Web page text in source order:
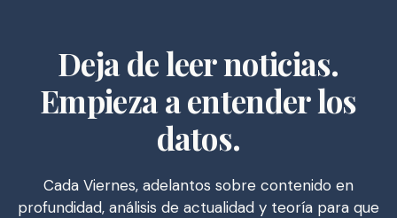
Deja de leer noticias.
Empieza a entender los
datos.
Cada Viernes, adelantos sobre contenido en
profundidad, análisis de actualidad y teoría para que